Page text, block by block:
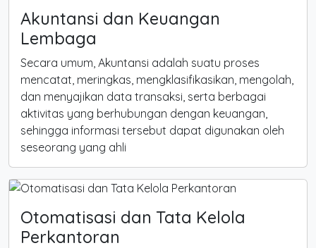
Akuntansi dan Keuangan
Lembaga
Secara umum, Akuntansi adalah suatu proses
mencatat, meringkas, mengklasifikasikan, mengolah,
dan menyajikan data transaksi, serta berbagai
aktivitas yang berhubungan dengan keuangan,
sehingga informasi tersebut dapat digunakan oleh
seseorang yang ahli
Otomatisasi dan Tata Kelola
Perkantoran